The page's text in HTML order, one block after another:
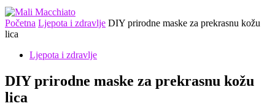
Početna Ljepota i zdravlje DIY prirodne maske za prekrasnu kožu
lica
Ljepota i zdravlje
DIY prirodne maske za prekrasnu kožu
lica